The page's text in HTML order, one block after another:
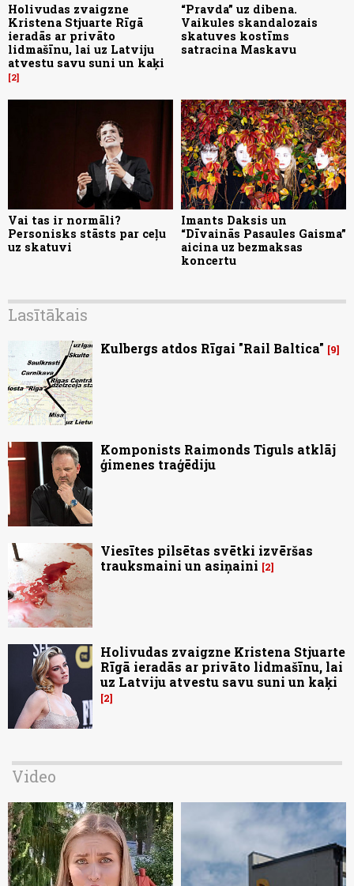
Holivudas zvaigzne
Kristena Stjuarte Rīgā
ieradās ar privāto
lidmašīnu, lai uz Latviju
atvestu savu suni un kaķi
2
“Pravda” uz dibena.
Vaikules skandalozais
skatuves kostīms
satracina Maskavu
Vai tas ir normāli?
Personisks stāsts par ceļu
uz skatuvi
Imants Daksis un
“Dīvainās Pasaules Gaisma”
aicina uz bezmaksas
koncertu
Lasītākais
Kulbergs atdos Rīgai "Rail Baltica" 9
Komponists Raimonds Tiguls atklāj
ģimenes traģēdiju
Viesītes pilsētas svētki izvēršas
trauksmaini un asiņaini
2
Holivudas zvaigzne Kristena Stjuarte
Rīgā ieradās ar privāto lidmašīnu, lai
uz Latviju atvestu savu suni un kaķi
2
Video